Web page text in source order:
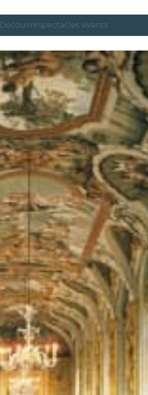
Découvrirspectacles vivants
Candlelight
Londres
expériences et villes
São Paulo
expositions
Séoul
visites urbaines
concerts
restaurants
cinéma